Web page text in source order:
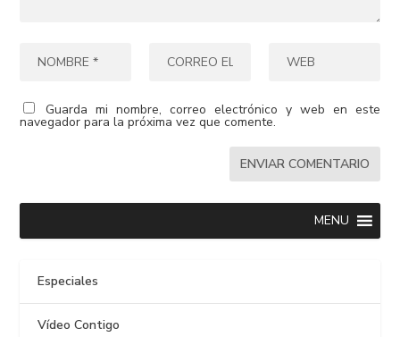
Guarda mi nombre, correo electrónico y web en este
navegador para la próxima vez que comente.
MENU
Especiales
Vídeo Contigo